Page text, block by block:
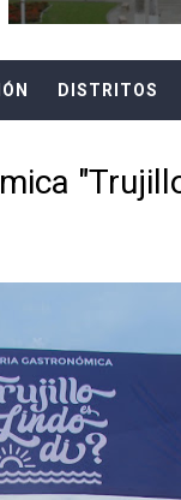
su
están
a Venezuela
gobierno debe
de vías más
PARA
Pacasmayo
DISTRITOS